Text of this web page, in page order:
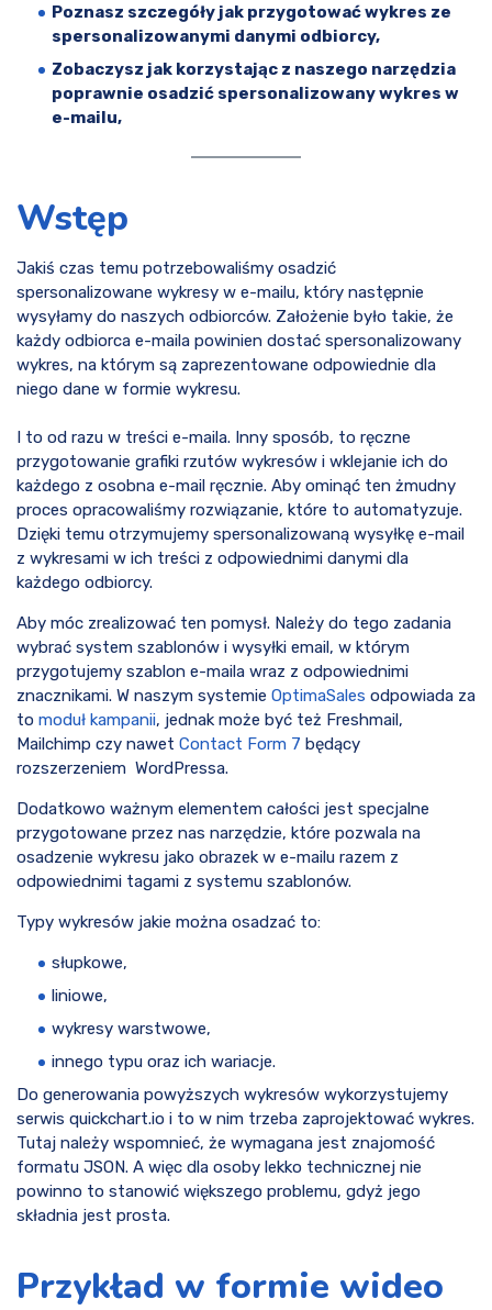
Poznasz szczegóły jak przygotować wykres ze
spersonalizowanymi danymi odbiorcy,
Zobaczysz jak korzystając z naszego narzędzia
poprawnie osadzić spersonalizowany wykres w
e-mailu,
Wstęp
Jakiś czas temu potrzebowaliśmy osadzić
spersonalizowane wykresy w e-mailu, który następnie
wysyłamy do naszych odbiorców. Założenie było takie, że
każdy odbiorca e-maila powinien dostać spersonalizowany
wykres, na którym są zaprezentowane odpowiednie dla
niego dane w formie wykresu.
I to od razu w treści e-maila. Inny sposób, to ręczne
przygotowanie grafiki rzutów wykresów i wklejanie ich do
każdego z osobna e-mail ręcznie. Aby ominąć ten żmudny
proces opracowaliśmy rozwiązanie, które to automatyzuje.
Dzięki temu otrzymujemy spersonalizowaną wysyłkę e-mail
z wykresami w ich treści z odpowiednimi danymi dla
każdego odbiorcy.
Aby móc zrealizować ten pomysł. Należy do tego zadania
wybrać system szablonów i wysyłki email, w którym
przygotujemy szablon e-maila wraz z odpowiednimi
znacznikami. W naszym systemie OptimaSales odpowiada za
to moduł kampanii, jednak może być też Freshmail,
Mailchimp czy nawet Contact Form 7 będący
rozszerzeniem WordPressa.
Dodatkowo ważnym elementem całości jest specjalne
przygotowane przez nas narzędzie, które pozwala na
osadzenie wykresu jako obrazek w e-mailu razem z
odpowiednimi tagami z systemu szablonów.
Typy wykresów jakie można osadzać to:
słupkowe,
liniowe,
wykresy warstwowe,
innego typu oraz ich wariacje.
Do generowania powyższych wykresów wykorzystujemy
serwis quickchart.io i to w nim trzeba zaprojektować wykres.
Tutaj należy wspomnieć, że wymagana jest znajomość
formatu JSON. A więc dla osoby lekko technicznej nie
powinno to stanowić większego problemu, gdyż jego
składnia jest prosta.
Przykład w formie wideo